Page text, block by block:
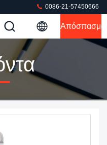
0086-21-57450666
Απόσπασμα